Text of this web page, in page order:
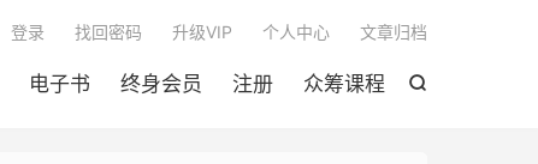

电子书 终身会员 注册 众筹课程
登录 找回密码 升级VIP 个人中心 文章归档